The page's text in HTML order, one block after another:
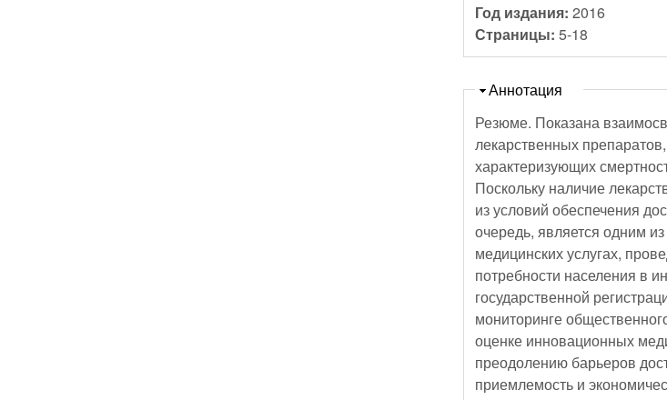
Год издания:2016
Страницы:5-18
Скрыть
Аннотация
Резюме. Показана
лекарственных
характеризующих
Поскольку наличие
из условий обеспечения
очередь, является одним
медицинских услугах,
потребности населения в
государственной регистрации. Интегрированный подход,
мониторинге
оценке инновационных
преодолению барьеров
приемлемость и